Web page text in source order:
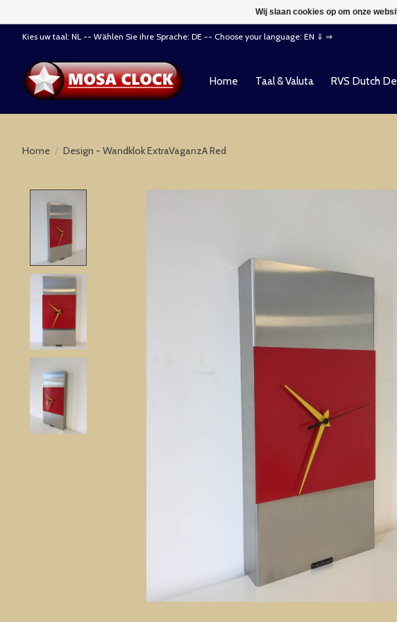
Kies uw taal: NL -- Wählen Sie ihre Sprache: DE -- Choose your language: EN ⇓ ⇒
Home Taal & Valuta RVS Dutch
Home / Design - Wandklok ExtraVaganzA Red
Wij slaan cookies op om onze